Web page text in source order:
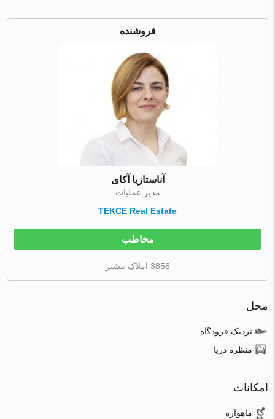
فروشنده
آناستازیا آکای
مدیر عملیات
TEKCE Real Estate
مخاطب
3856 املاک بیشتر
محل
نزدیک فرودگاه
منظره دریا
امکانات
ماهواره